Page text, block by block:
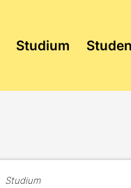
Studium
Studium